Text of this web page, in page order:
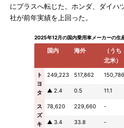
にプラスへ転じた。ホンダ、ダイハ
社が前年実績を上回った。
2025年12月の国内乗用車メーカーの生
国内 海外
（うち
北米）
ト
ヨ
タ
249,223 517,862 150,786
▲ 2.4 0.5 11.1
ス
ズ
キ
78,620 229,660 -
▲ 3.4 33.8 -